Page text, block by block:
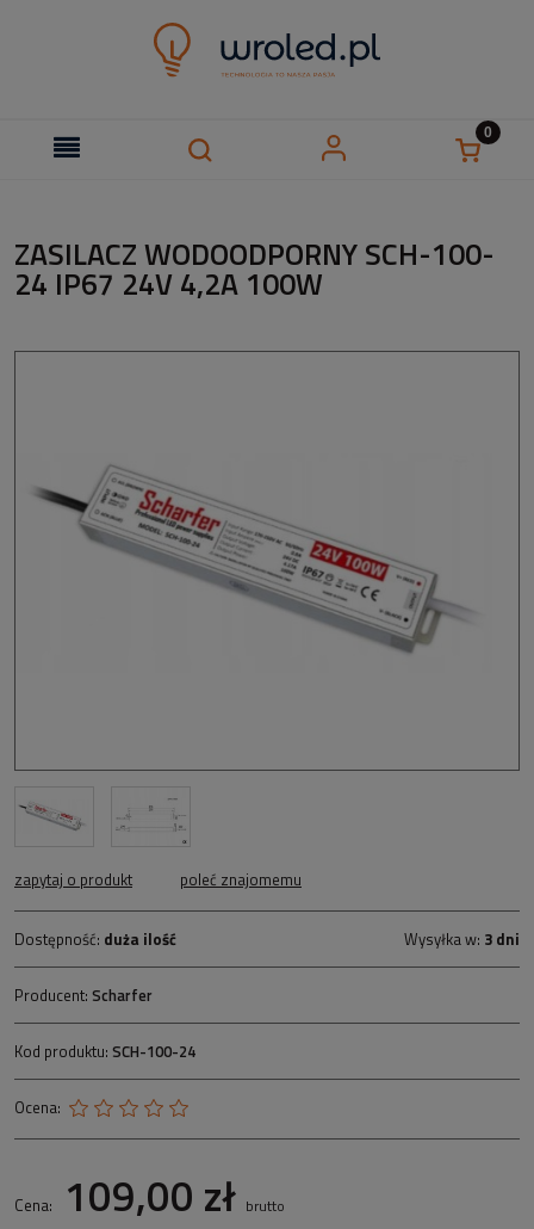
ZASILACZ WODOODPORNY SCH-100-
24 IP67 24V 4,2A 100W
zapytaj o produkt poleć znajomemu
Dostępność: duża ilość Wysyłka w: 3 dni
Producent: Scharfer
Kod produktu: SCH-100-24
Ocena:
Cena: 109,00 zł brutto